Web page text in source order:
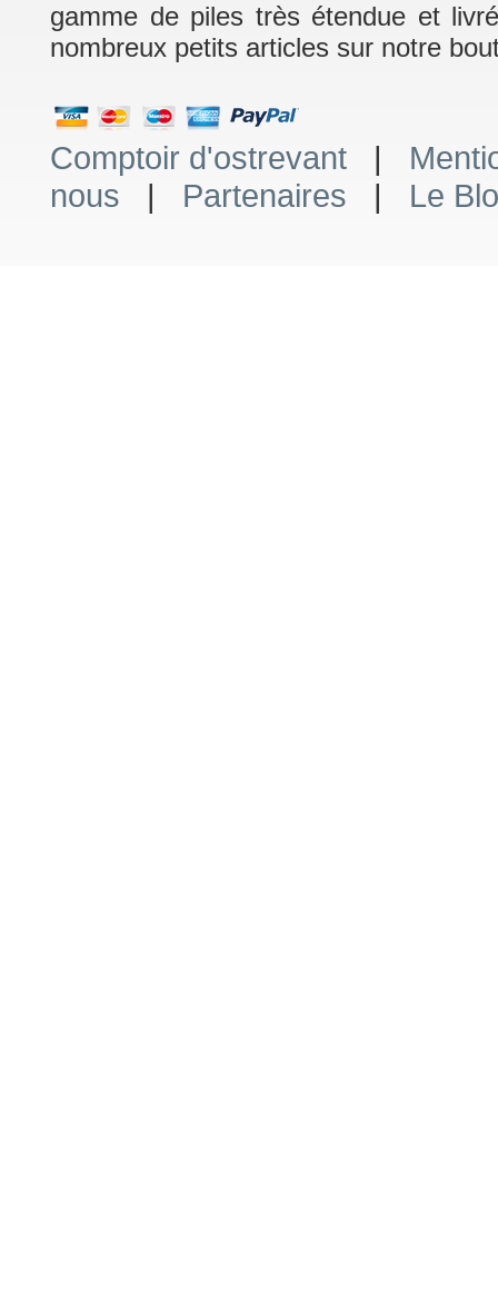
gamme de piles très étendue et
nombreux petits articles sur notre
Comptoir d'ostrevant |
nous | Partenaires | Le